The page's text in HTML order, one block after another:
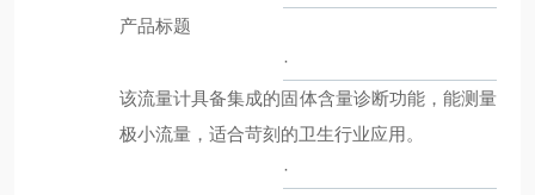
产品标题
·
该流量计具备集成的固体含量诊断功能，能测量
极小流量，适合苛刻的卫生行业应用。
·